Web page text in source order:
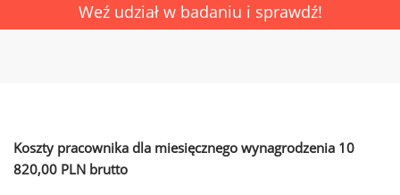
Weź udział w badaniu i sprawdź!
Koszty pracownika dla miesięcznego wynagrodzenia 10
820,00 PLN brutto